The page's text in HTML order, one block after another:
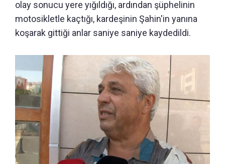
olay sonucu yere yığıldığı, ardından şüphelinin
motosikletle kaçtığı, kardeşinin Şahin'in yanına
koşarak gittiği anlar saniye saniye kaydedildi.